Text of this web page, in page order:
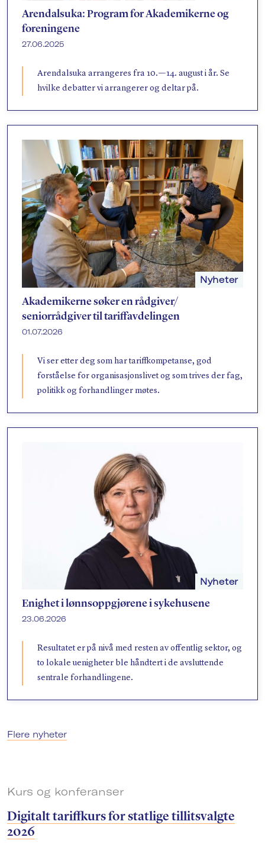
Søk
Arendalsuka: Program for Akademikerne og
foreningene
27.06.2025
Arendalsuka arrangeres fra 10. — 14. august i år. Se
hvilke debatter vi arrangerer og deltar på.
Nyheter
Akademikerne søker en rådgiver/​
seniorrådgiver til tariffavdelingen
01.07.2026
Vi ser etter deg som har tariffkompetanse, god
forståelse for organisasjonslivet og som trives der fag,
politikk og forhandlinger møtes.
Nyheter
Enighet i lønnsoppgjørene i sykehusene
23.06.2026
Resultatet er på nivå med resten av offentlig sektor, og
to lokale uenigheter ble håndtert i de avsluttende
sentrale forhandlingene.
Flere nyheter
Kurs og konferanser
Digitalt tariffkurs for statlige tillitsvalgte
2026